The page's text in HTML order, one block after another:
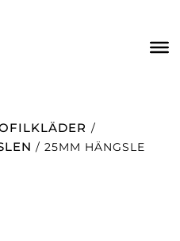
/
/ 25MM HÄNGSLE